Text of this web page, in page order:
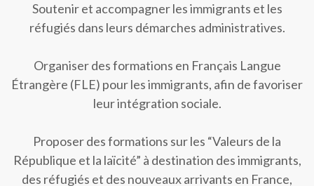
Soutenir et accompagner les immigrants et les
réfugiés dans leurs démarches administratives.
Organiser des formations en Français Langue
Étrangère (FLE) pour les immigrants, afin de favoriser
leur intégration sociale.
Proposer des formations sur les “Valeurs de la
République et la laïcité” à destination des immigrants,
des réfugiés et des nouveaux arrivants en France,